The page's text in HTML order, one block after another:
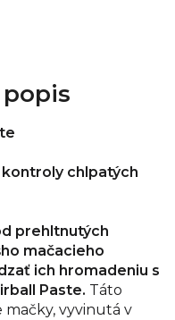
udržiavať zdravý
tvorbu
Zesty Paws majú
aj najväčších
kontroly chlpatých
prehltnutých
mačacieho
ich hromadeniu s
Paste. Táto
mačky, vyvinutá v